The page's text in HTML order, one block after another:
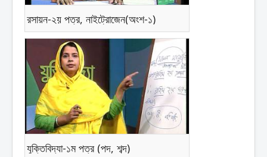
রসায়ন-২য় পত্র, নাইট্রোজেন(অংশ-১)
যুক্তিবিদ্যা-১ম পত্র (পদ, শব্দ)